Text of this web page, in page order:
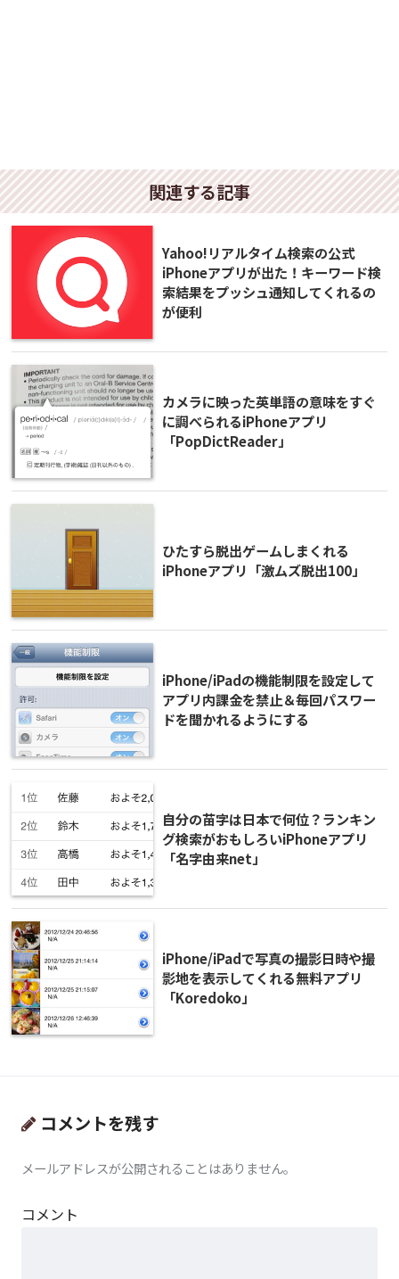
関連する記事
Yahoo!リアルタイム検索の公式
iPhoneアプリが出た！キーワード検
索結果をプッシュ通知してくれるの
が便利
カメラに映った英単語の意味をすぐ
に調べられるiPhoneアプリ
「PopDictReader」
ひたすら脱出ゲームしまくれる
iPhoneアプリ「激ムズ脱出100」
iPhone/iPadの機能制限を設定して
アプリ内課金を禁止＆毎回パスワー
ドを聞かれるようにする
自分の苗字は日本で何位？ランキン
グ検索がおもしろいiPhoneアプリ
「名字由来net」
iPhone/iPadで写真の撮影日時や撮
影地を表示してくれる無料アプリ
「Koredoko」
コメントを残す
メールアドレスが公開されることはありません。
コメント